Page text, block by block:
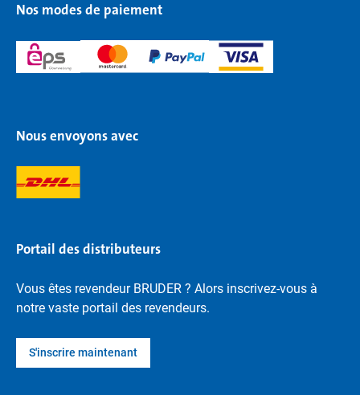
Nos modes de paiement
Nous envoyons avec
Portail des distributeurs
Vous êtes revendeur BRUDER ? Alors inscrivez-vous à
notre vaste portail des revendeurs.
S'inscrire maintenant